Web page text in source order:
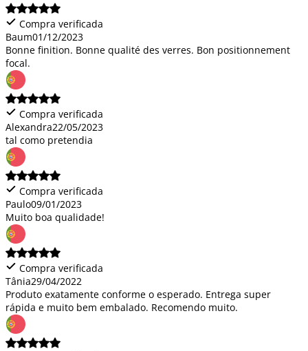
Compra verificada
Baum01/12/2023
Bonne finition. Bonne qualité des verres. Bon positionnement
focal.
Compra verificada
Alexandra22/05/2023
tal como pretendia
Compra verificada
Paulo09/01/2023
Muito boa qualidade!
Compra verificada
Tânia29/04/2022
Produto exatamente conforme o esperado. Entrega super
rápida e muito bem embalado. Recomendo muito.